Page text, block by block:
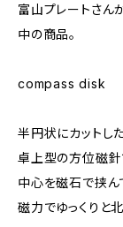
富山プレートさん
中の商品。
compass disk
半円状にカットし
卓上型の方位磁針
中心を磁石で挟ん
磁力でゆっくりと